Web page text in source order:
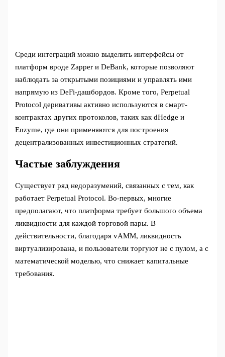
Среди интеграций можно выделить интерфейсы от
платформ вроде Zapper и DeBank, которые позволяют
наблюдать за открытыми позициями и управлять ими
напрямую из DeFi-дашбордов. Кроме того, Perpetual
Protocol деривативы активно используются в смарт-
контрактах других протоколов, таких как dHedge и
Enzyme, где они применяются для построения
децентрализованных инвестиционных стратегий.
Частые заблуждения
Существует ряд недоразумений, связанных с тем, как
работает Perpetual Protocol. Во-первых, многие
предполагают, что платформа требует большого объема
ликвидности для каждой торговой пары. В
действительности, благодаря vAMM, ликвидность
виртуализирована, и пользователи торгуют не с пулом, а с
математической моделью, что снижает капитальные
требования.